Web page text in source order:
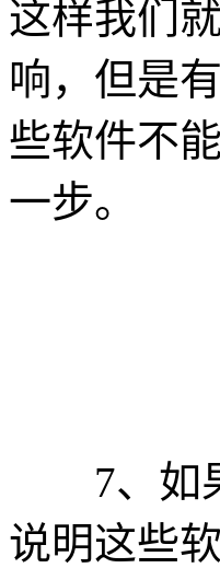
这样我们
响，但是
些软件不
一步。
7、如果
说明这些